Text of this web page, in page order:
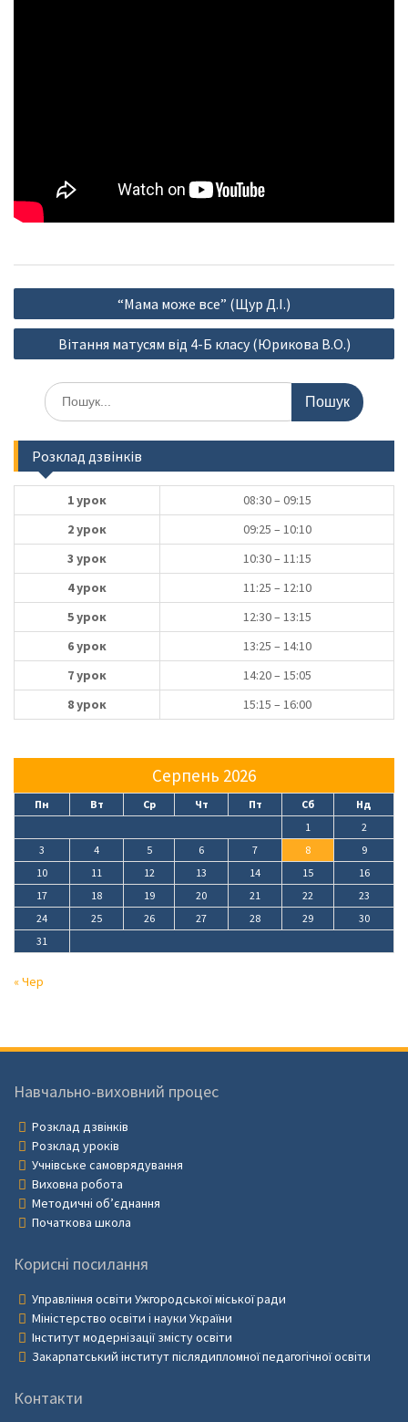
Навігація
записів
“Мама може все” (Щур Д.І.)
Вітання матусям від 4-Б класу (Юрикова В.О.)
Шукати:
Розклад дзвінків
1 урок
08:30 – 09:15
2 урок
09:25 – 10:10
3 урок
10:30 – 11:15
4 урок
11:25 – 12:10
5 урок
12:30 – 13:15
6 урок
13:25 – 14:10
7 урок
14:20 – 15:05
8 урок
15:15 – 16:00
Серпень 2026
Пн Вт Ср Чт Пт Сб
Нд
1
2
3
4 5 6 7 8
9
10
11 12 13 14 15
16
17
18 19 20 21 22
23
24
25 26 27 28 29
30
31
« Чер
Навчально-виховний процес
Розклад дзвінків
Розклад уроків
Учнівське самоврядування
Виховна робота
Методичні об’єднання
Початкова школа
Корисні посилання
Управління освіти Ужгородської міської ради
Міністерство освіти і науки України
Інститут модернізації змісту освіти
Закарпатський інститут післядипломної педагогічної освіти
Контакти